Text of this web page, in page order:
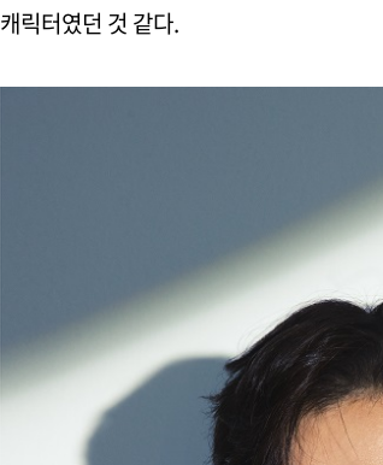
캐릭터였던 것 같다.